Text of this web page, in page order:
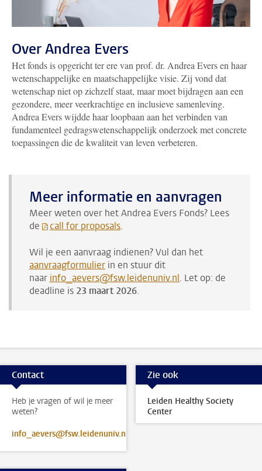
Over Andrea Evers
Het fonds is opgericht ter ere van prof. dr. Andrea Evers en haar
wetenschappelijke en maatschappelijke visie. Zij vond dat
wetenschap niet op zichzelf staat, maar moet bijdragen aan een
gezondere, meer veerkrachtige en inclusieve samenleving.
Andrea Evers wijdde haar loopbaan aan het verbinden van
fundamenteel gedragswetenschappelijk onderzoek met concrete
toepassingen die de kwaliteit van leven verbeteren.
Meer informatie en aanvragen
Meer weten over het Andrea Evers Fonds? Lees
de
call for proposals.
Wil je een aanvraag indienen? Vul dan het
aanvraagformulier in en stuur dit
naar info_aevers@fsw.leidenuniv.nl. Let op: de
deadline is 23 maart 2026.
Contact
Heb je vragen of wil je meer
weten?
info_aevers@fsw.leidenuniv.nl
Zie ook
Leiden Healthy Society
Center